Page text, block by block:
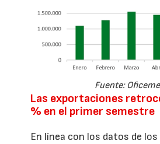
Fuente:
Las exportaciones
% en el primer semestre
En línea con los datos de